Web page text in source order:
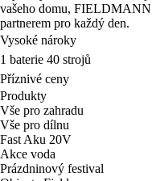
vašeho domu,
partnerem pro každý den.
Vysoké nároky
1 baterie 40 strojů
Příznivé ceny
Produkty
Vše pro zahradu
Vše pro dílnu
Fast Aku 20V
Akce voda
Prázdninový festival